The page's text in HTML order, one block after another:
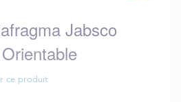
Jabsco
ce produit